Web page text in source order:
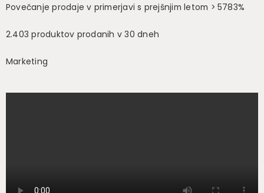
Povečanje prodaje v primerjavi s prejšnjim letom > 5783%
2.403 produktov prodanih v 30 dneh
Marketing